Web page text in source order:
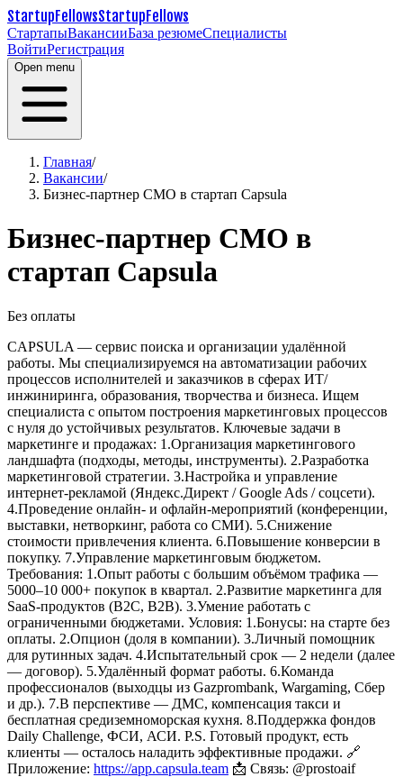
StartupFellowsStartupFellows
СтартапыВакансииБаза резюмеСпециалисты
ВойтиРегистрация
Open menu
Главная/
Вакансии/
Бизнес-партнер CMO в стартап Capsula
Бизнес-партнер CMO в
стартап Capsula
Без оплаты
CAPSULA — сервис поиска и организации удалённой
работы. Мы специализируемся на автоматизации рабочих
процессов исполнителей и заказчиков в сферах ИТ/
инжиниринга, образования, творчества и бизнеса. Ищем
специалиста с опытом построения маркетинговых процессов
с нуля до устойчивых результатов. Ключевые задачи в
маркетинге и продажах: 1.Организация маркетингового
ландшафта (подходы, методы, инструменты). 2.Разработка
маркетинговой стратегии. 3.Настройка и управление
интернет-рекламой (Яндекс.Директ / Google Ads / соцсети).
4.Проведение онлайн- и офлайн-мероприятий (конференции,
выставки, нетворкинг, работа со СМИ). 5.Снижение
стоимости привлечения клиента. 6.Повышение конверсии в
покупку. 7.Управление маркетинговым бюджетом.
Требования: 1.Опыт работы с большим объёмом трафика —
5000–10 000+ покупок в квартал. 2.Развитие маркетинга для
SaaS-продуктов (B2C, B2B). 3.Умение работать с
ограниченными бюджетами. Условия: 1.Бонусы: на старте без
оплаты. 2.Опцион (доля в компании). 3.Личный помощник
для рутинных задач. 4.Испытательный срок — 2 недели (далее
— договор). 5.Удалённый формат работы. 6.Команда
профессионалов (выходцы из Gazprombank, Wargaming, Сбер
и др.). 7.В перспективе — ДМС, компенсация такси и
бесплатная средиземноморская кухня. 8.Поддержка фондов
Daily Challenge, ФСИ, АСИ. P.S. Готовый продукт, есть
клиенты — осталось наладить эффективные продажи. 🔗
Приложение: https://app.capsula.team 📩 Связь: @prostoaif